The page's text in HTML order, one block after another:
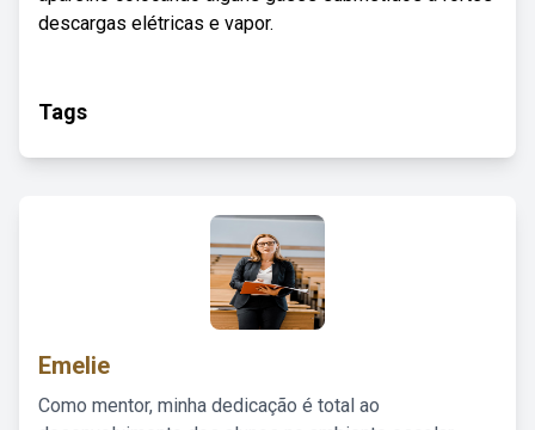
descargas elétricas e vapor.
Tags
Emelie
Como mentor, minha dedicação é total ao